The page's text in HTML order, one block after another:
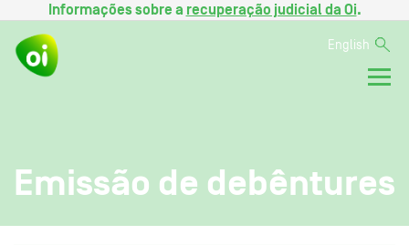
Informações sobre a recuperação judicial da Oi.
English
Emissão de debêntures